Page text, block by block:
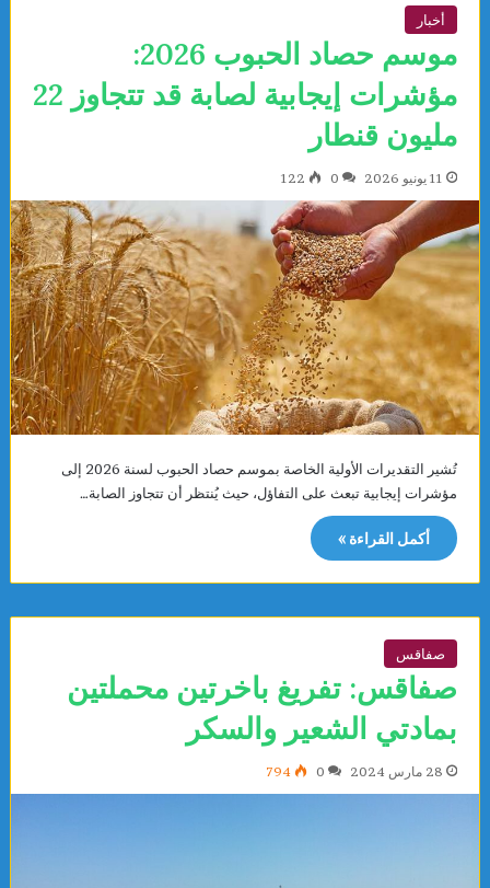
أخبار
موسم حصاد الحبوب 2026:
مؤشرات إيجابية لصابة قد تتجاوز 22
مليون قنطار
11 يونيو 2026 0
122
تُشير التقديرات الأولية الخاصة بموسم حصاد الحبوب لسنة 2026 إلى
مؤشرات إيجابية تبعث على التفاؤل، حيث يُنتظر أن تتجاوز الصابة…
أكمل القراءة »
صفاقس
صفاقس: تفريغ باخرتين محملتين
بمادتي الشعير والسكر
28 مارس 2024 0
794